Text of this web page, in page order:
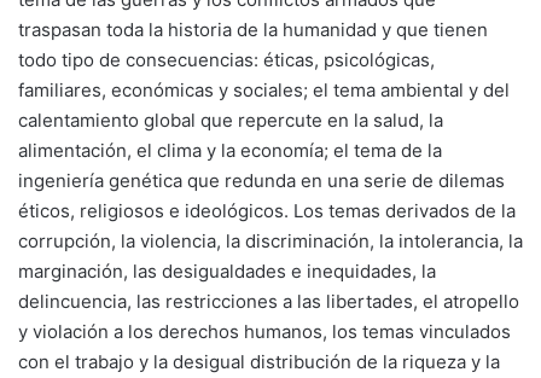
traspasan toda la historia de la humanidad y que tienen
todo tipo de consecuencias: éticas, psicológicas,
familiares, económicas y sociales; el tema ambiental y del
calentamiento global que repercute en la salud, la
alimentación, el clima y la economía; el tema de la
ingeniería genética que redunda en una serie de dilemas
éticos, religiosos e ideológicos. Los temas derivados de la
corrupción, la violencia, la discriminación, la intolerancia, la
marginación, las desigualdades e inequidades, la
delincuencia, las restricciones a las libertades, el atropello
y violación a los derechos humanos, los temas vinculados
con el trabajo y la desigual distribución de la riqueza y la